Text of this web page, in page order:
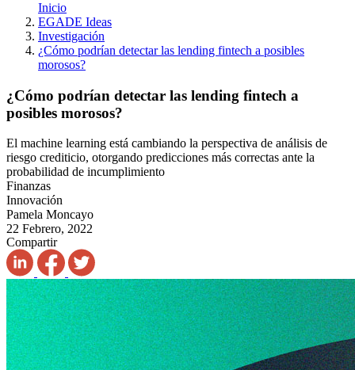
Inicio
EGADE Ideas
Investigación
¿Cómo podrían detectar las lending fintech a posibles
morosos?
¿Cómo podrían detectar las lending fintech a
posibles morosos?
El machine learning está cambiando la perspectiva de análisis de
riesgo crediticio, otorgando predicciones más correctas ante la
probabilidad de incumplimiento
Finanzas
Innovación
Pamela Moncayo
22 Febrero, 2022
Compartir